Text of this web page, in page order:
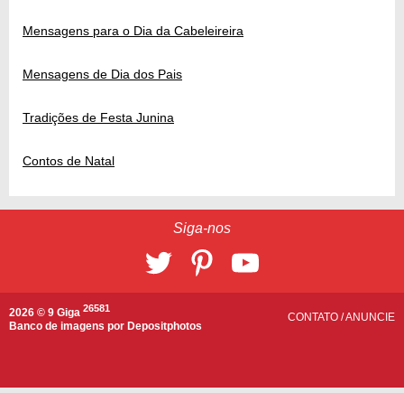
Mensagens para o Dia da Cabeleireira
Mensagens de Dia dos Pais
Tradições de Festa Junina
Contos de Natal
Siga-nos
2026 © 9 Giga 26581
Banco de imagens por Depositphotos
CONTATO /ANUNCIE